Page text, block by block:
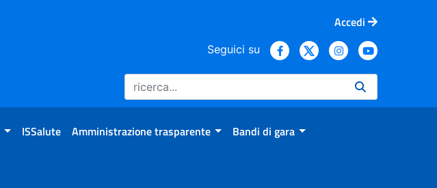
Accedi
Seguici su
ISSalute Amministrazione trasparente Bandi di gara